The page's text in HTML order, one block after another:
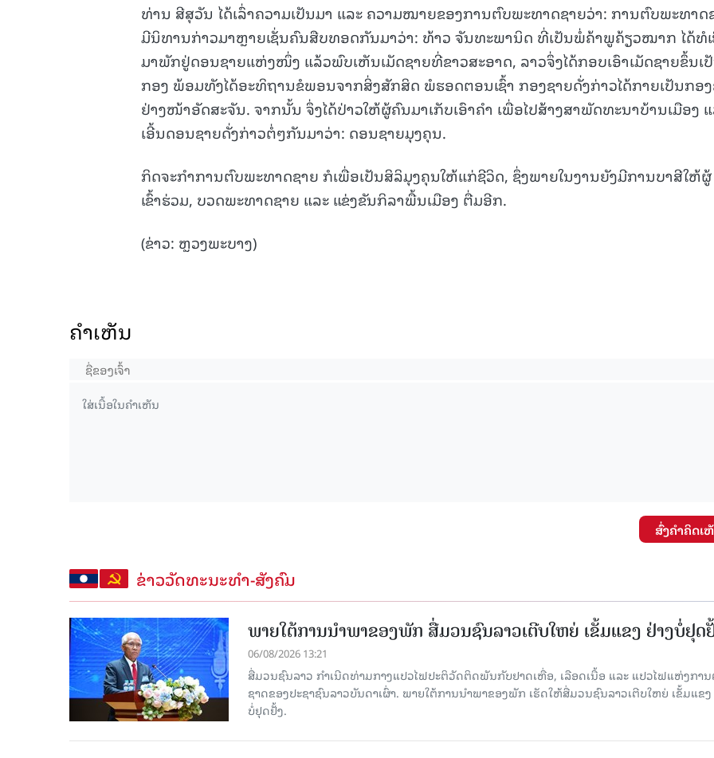
ທ່ານ ສີສຸວັນ ໄດ້ເລົ່າຄວາມເປັນມາ ແລະ ຄວາມໝາຍຂອງການຕົບພະທາດຊາຍວ່າ: ການຕົບພະທາດ
ມີນິທານກ່າວມາຫຼາຍເຊັ່ນຄົນສືບທອດກັນມາວ່າ: ທ້າວ ຈັນທະພານິດ ທີ່ເປັນພໍ່ຄ້າພູຄ້ຽວໝາກ ໄດ້ທໍ
ມາພັກຢູ່ດອນຊາຍແຫ່ງໜຶ່ງ ແລ້ວພົບເຫັນເມັດຊາຍທີ່ຂາວສະອາດ, ລາວຈຶ່ງໄດ້ກອບເອົາເມັດຊາຍຂຶ້ນເ
ກອງ ພ້ອມທັງໄດ້ອະທິຖານຂໍພອນຈາກສິ່ງສັກສິດ ພໍຮອດຕອນເຊົ້າ ກອງຊາຍດັ່ງກ່າວໄດ້ກາຍເປັນກອ
ຢ່າງໜ້າອັດສະຈັນ. ຈາກນັ້ນ ຈຶ່ງໄດ້ປ່າວໃຫ້ຜູ້ຄົນມາເກັບເອົາຄຳ ເພື່ອໄປສ້າງສາພັດທະນາບ້ານເມືອງ
ເອີ້ນດອນຊາຍດັ່ງກ່າວຕໍ່ໆກັນມາວ່າ: ດອນຊາຍມຸງຄຸນ.
ກິດຈະກຳການຕົບພະທາດຊາຍ ກໍເພື່ອເປັນສິລິມຸງຄຸນໃຫ້ແກ່ຊີວິດ, ຊຶ່ງພາຍໃນງານຍັງມີການບາສີໃຫ້ຜູ້
ເຂົ້າຮ່ວມ, ບວດພະທາດຊາຍ ແລະ ແຂ່ງຂັນກິລາພື້ນເມືອງ ຕື່ມອີກ.
(ຂ່າວ: ຫຼວງພະບາງ)
ຄໍາເຫັນ
ສົ່ງຄໍາຄິດເ
ຂ່າວວັດທະນະທຳ-ສັງຄົມ
ພາຍໃຕ້ການນໍາພາຂອງພັກ ສື່ມວນຊົນລາວເຕີບໃຫຍ່ ເຂັ້ມແຂງ ຢ່າງບໍ່ຢຸດ
06/08/2026 13:21
ສື່ມວນຊົນລາວ ກຳເນີດທ່າມກາງແປວໄຟປະຕິວັດຕິດພັນກັບຢາດເຫື່ອ, ເລືອດເນື້ອ ແລະ ແປວໄຟແຫ່ງກາ
ຊາດຂອງປະຊາຊົນລາວບັນດາເຜົ່າ. ພາຍໃຕ້ການນໍາພາຂອງພັກ ເຮັດໃຫ້ສື່ມວນຊົນລາວເຕີບໃຫຍ່ ເຂັ້ມແຂງ
ບໍ່ຢຸດຢັ້ງ.